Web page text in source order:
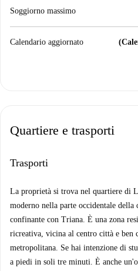
Soggiorno massimo
Calendario aggiornato
Quartiere e trasporti
Trasporti
La proprietà si trova nel quartiere di
moderno nella parte occidentale
confinante con Triana. È una zona
ricreativa, vicina al centro città e ben
metropolitana. Se hai intenzione di
a piedi in soli tre minuti. È anche